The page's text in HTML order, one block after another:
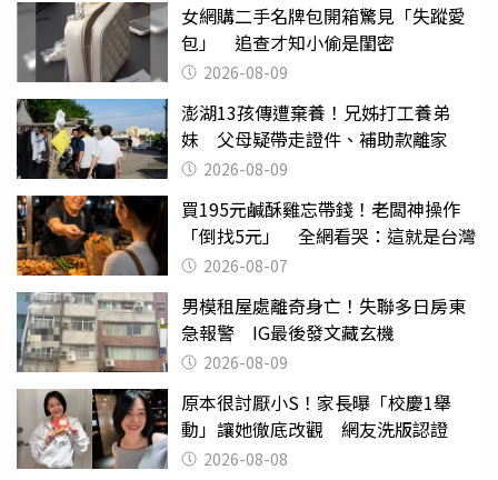
女網購二手名牌包開箱驚見「失蹤愛
包」 追查才知小偷是閨密
2026-08-09
澎湖13孩傳遭棄養！兄姊打工養弟
妹 父母疑帶走證件、補助款離家
2026-08-09
買195元鹹酥雞忘帶錢！老闆神操作
「倒找5元」 全網看哭：這就是台灣
2026-08-07
男模租屋處離奇身亡！失聯多日房東
急報警 IG最後發文藏玄機
2026-08-09
原本很討厭小S！家長曝「校慶1舉
動」讓她徹底改觀 網友洗版認證
2026-08-08